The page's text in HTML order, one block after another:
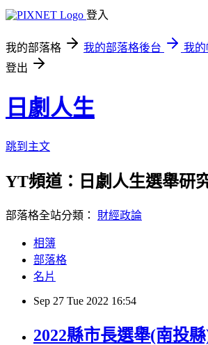
登入
我的部落格 我的部落格後台
我
登出
日劇人生
跳到主文
YT頻道：日劇人生選舉研
部落格全站分類： 財經政論
相簿
部落格
名片
Sep 27 Tue 2022 16:54
2022縣市長選舉(南投